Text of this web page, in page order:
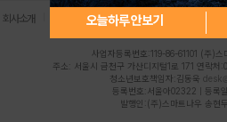
오늘하루 안보기
회사소개 | 개인정보 처리방침
사업자등록번호:119-86-61101 (주)
주소: 서울시 금천구 가산디지털1로 171 연락
청소년보호책임자:김동욱
등록번호:서울아02322 | 등록
발행인:(주)스마트나우 송현